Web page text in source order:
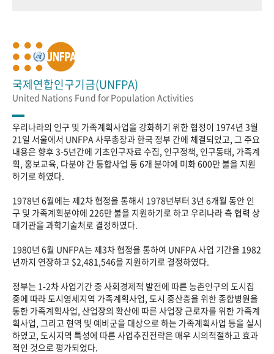
국제연합인구기금(UNFPA)
United Nations Fund for Population Activities
우리나라의 인구 및 가족계획사업을 강화하기 위한 협정이 1974년 3월
21일 서울에서 UNFPA 사무총장과 한국 정부 간에 체결되었고, 그 주요
내용은 향후 3-5년간에 기초인구자료 수집, 인구정책, 인구동태, 가족계
획, 홍보교육, 다분야 간 통합사업 등 6개 분야에 미화 600만 불을 지원
하기로 하였다.
1978년 6월에는 제2차 협정을 통해서 1978년부터 3년 6개월 동안 인
구 및 가족계획분야에 226만 불을 지원하기로 하고 우리나라 측 협력 상
대기관을 과학기술처로 결정하였다.
1980년 6월 UNFPA는 제3차 협정을 통하여 UNFPA 사업 기간을 1982
년까지 연장하고 $2,481,546을 지원하기로 결정하였다.
정부는 1-2차 사업기간 중 사회경제적 발전에 따른 농촌인구의 도시집
중에 따라 도시영세지역 가족계획사업, 도시 중산층을 위한 종합병원을
통한 가족계획사업, 산업장의 확산에 따른 사업장 근로자를 위한 가족계
획사업, 그리고 현역 및 예비군을 대상으로 하는 가족계획사업 등을 실시
하였고, 도시지역 특성에 따른 사업추진전략은 매우 시의적절하고 효과
적인 것으로 평가되었다.